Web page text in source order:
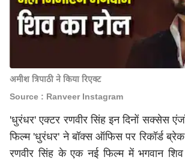
अमीश त्रिपाठी ने किया रिएक्ट
Source : Ranveer Instagram
'धुरंधर' एक्टर रणवीर सिंह इन दिनों सक्सेस
फिल्म 'धुरंधर' ने बॉक्स ऑफिस पर रिकॉर्ड
रणवीर सिंह के एक नई फिल्म में भगवान शिव